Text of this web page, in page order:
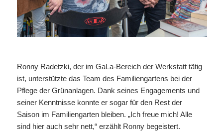
Ronny Radetzki, der im GaLa-Bereich der Werkstatt tätig
ist, unterstützte das Team des Familiengartens bei der
Pflege der Grünanlagen. Dank seines Engagements und
seiner Kenntnisse konnte er sogar für den Rest der
Saison im Familiengarten bleiben. „Ich freue mich! Alle
sind hier auch sehr nett,“ erzählt Ronny begeistert.